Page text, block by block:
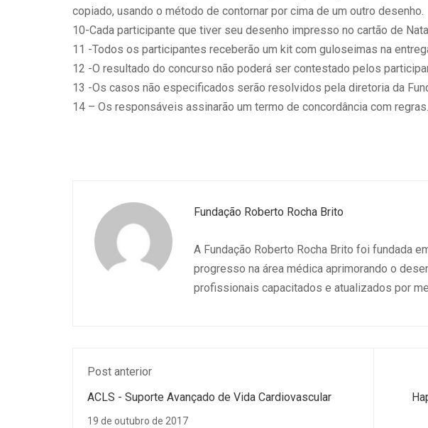
copiado, usando o método de contornar por cima de um outro desenho.
10-Cada participante que tiver seu desenho impresso no cartão de
11 -Todos os participantes receberão um kit com guloseimas na
12 -O resultado do concurso não poderá ser contestado pelos
13 -Os casos não especificados serão resolvidos pela diretoria da
14 – Os responsáveis assinarão um termo de concordância com regras.
Fundação Roberto Rocha Brito
A Fundação Roberto Rocha Brito foi fundada
progresso na área médica aprimorando o
profissionais capacitados e atualizados por
Post anterior
ACLS - Suporte Avançado de Vida Cardiovascular
19 de outubro de 2017